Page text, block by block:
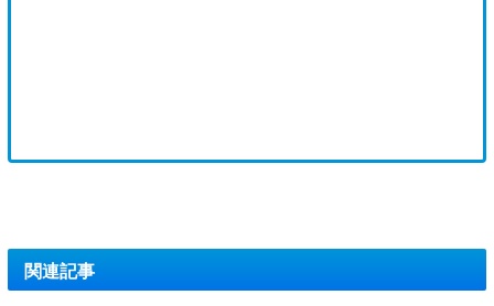
関連記事